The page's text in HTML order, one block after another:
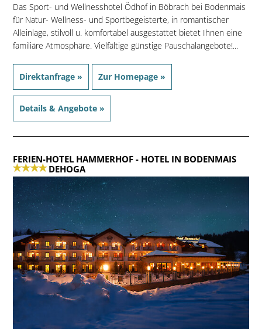
Das Sport- und Wellnesshotel Ödhof in Böbrach bei Bodenmais
für Natur- Wellness- und Sportbegeisterte, in romantischer
Alleinlage, stilvoll u. komfortabel ausgestattet bietet Ihnen eine
familiäre Atmosphäre. Vielfältige günstige Pauschalangebote!...
Direktanfrage » Zur Homepage »
Details & Angebote »
FERIEN-HOTEL HAMMERHOF- HOTEL IN BODENMAIS
DEHOGA